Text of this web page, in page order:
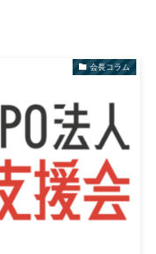
会長コラム